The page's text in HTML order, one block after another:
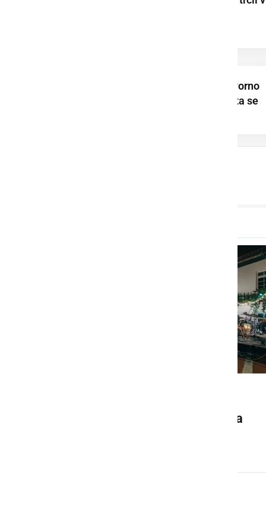
Trčili osebno in tovorno
vozilo, dve osebi sta se
Ljutomer bo konec avgusta